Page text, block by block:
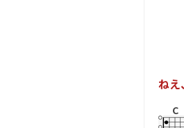
ねえ、
C